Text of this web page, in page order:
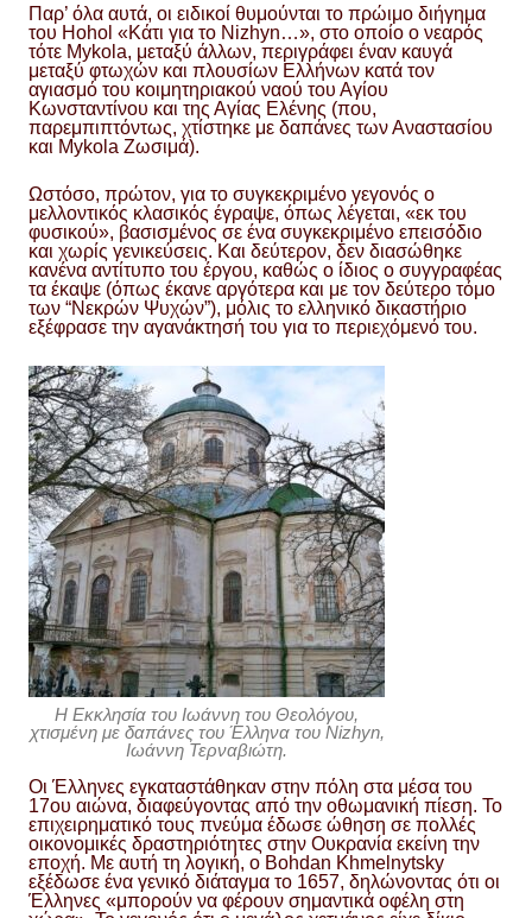
Παρ’ όλα αυτά, οι ειδικοί θυμούνται το πρώιμο διήγημα
του Hohol «Κάτι για το Nizhyn…», στο οποίο ο νεαρός
τότε Mykola, μεταξύ άλλων, περιγράφει έναν καυγά
μεταξύ φτωχών και πλουσίων Ελλήνων κατά τον
αγιασμό του κοιμητηριακού ναού του Αγίου
Κωνσταντίνου και της Αγίας Ελένης (που,
παρεμπιπτόντως, χτίστηκε με δαπάνες των Αναστασίου
και Mykola Ζωσιμά).
Ωστόσο, πρώτον, για το συγκεκριμένο γεγονός ο
μελλοντικός κλασικός έγραψε, όπως λέγεται, «εκ του
φυσικού», βασισμένος σε ένα συγκεκριμένο επεισόδιο
και χωρίς γενικεύσεις. Και δεύτερον, δεν διασώθηκε
κανένα αντίτυπο του έργου, καθώς ο ίδιος ο συγγραφέας
τα έκαψε (όπως έκανε αργότερα και με τον δεύτερο τόμο
των “Νεκρών Ψυχών”), μόλις το ελληνικό δικαστήριο
εξέφρασε την αγανάκτησή του για το περιεχόμενό του.
Η Εκκλησία του Ιωάννη του Θεολόγου,
χτισμένη με δαπάνες του Έλληνα του Nizhyn,
Ιωάννη Τερναβιώτη.
Οι Έλληνες εγκαταστάθηκαν στην πόλη στα μέσα του
17ου αιώνα, διαφεύγοντας από την οθωμανική πίεση. Το
επιχειρηματικό τους πνεύμα έδωσε ώθηση σε πολλές
οικονομικές δραστηριότητες στην Ουκρανία εκείνη την
εποχή. Με αυτή τη λογική, ο Bohdan Khmelnytsky
εξέδωσε ένα γενικό διάταγμα το 1657, δηλώνοντας ότι οι
Έλληνες «μπορούν να φέρουν σημαντικά οφέλη στη